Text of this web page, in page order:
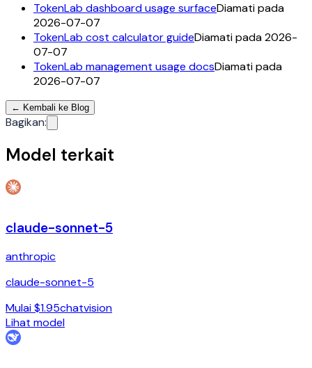
TokenLab dashboard usage surfaceDiamati pada
2026-07-07
TokenLab cost calculator guideDiamati pada 2026-
07-07
TokenLab management usage docsDiamati pada
2026-07-07
← Kembali ke Blog
Bagikan:
Model terkait
claude-sonnet-5
anthropic
claude-sonnet-5
Mulai $1.95chatvision
Lihat model